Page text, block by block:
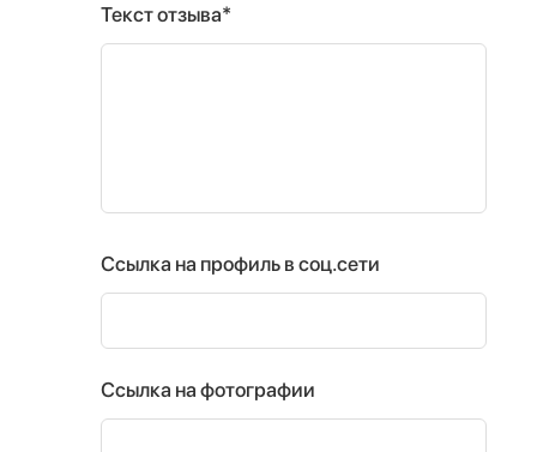
Текст отзыва*
Ссылка на профиль в соц.сети
Ссылка на фотографии